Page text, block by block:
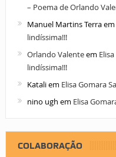
– Poema de Orlando
Manuel Martins Terraem
lindíssima!!!
Orlando Valenteem
lindíssima!!!
Kataliem Elisa Gomara
nino ugh em Elisa
COLABORAÇÃO